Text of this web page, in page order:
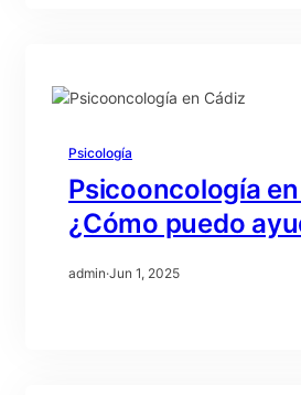
Psicología
Psicooncología
¿Cómo puedo
admin·Jun 1, 2025